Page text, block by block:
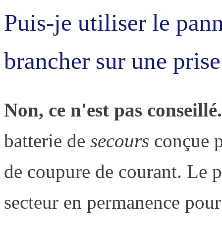
Puis-je utiliser le
brancher sur une
Non, ce n'est pas conseillé.
batterie de secours conçue
de coupure de courant. Le
secteur en permanence